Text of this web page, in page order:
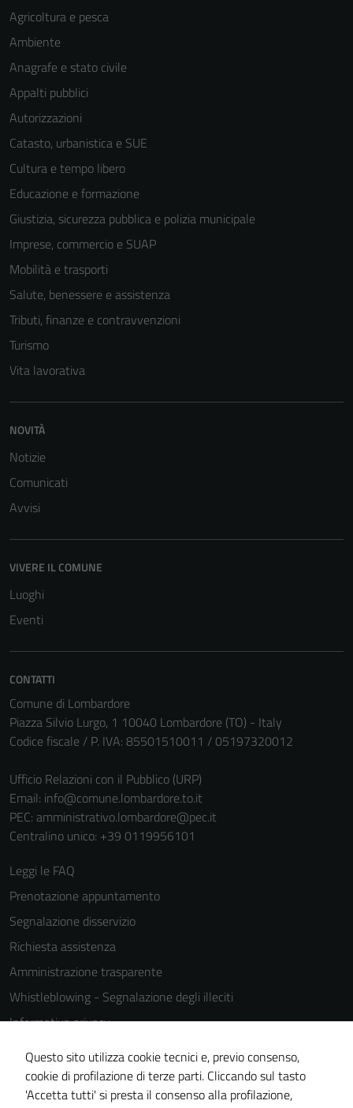
Agricoltura e pesca
Ambiente
Anagrafe e stato civile
Appalti pubblici
Autorizzazioni
Catasto, urbanistica e SUE
Cultura e tempo libero
Educazione e formazione
Giustizia, sicurezza pubblica e polizia municipale
Imprese, commercio e SUAP
Mobilità e trasporti
Salute, benessere e assistenza
Tributi, finanze e contravvenzioni
Turismo
Vita lavorativa
NOVITÀ
Notizie
Comunicati
Avvisi
VIVERE IL COMUNE
Luoghi
Eventi
CONTATTI
Comune di Lombardore
Piazza Silvio Lurgo, 1 10040 Lombardore (TO) - Italy
Codice fiscale / P. IVA: 85501510011 / 05197320012
Ufficio Relazioni con il Pubblico (URP)
Email: info@comune.lombardore.to.it
PEC: amministrativo.lombardore@pec.it
Centralino unico: +39 0119956101
Leggi le FAQ
Prenotazione appuntamento
Segnalazione disservizio
Richiesta assistenza
Amministrazione trasparente
Whistleblowing - Segnalazione degli illeciti
Informativa privacy
Cookie Policy
Note legali
Dichiarazione di accessibilità
Questo sito utilizza cookie tecnici e, previo consenso,
cookie di profilazione di terze parti. Cliccando sul tasto
'Accetta tutti' si presta il consenso alla profilazione,
Questi cookie
sono necessari
per il
possono
essere